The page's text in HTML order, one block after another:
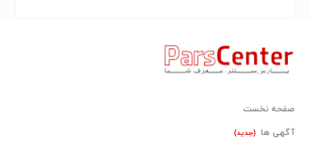
صفحه نخست
آگهی ها (جدید)